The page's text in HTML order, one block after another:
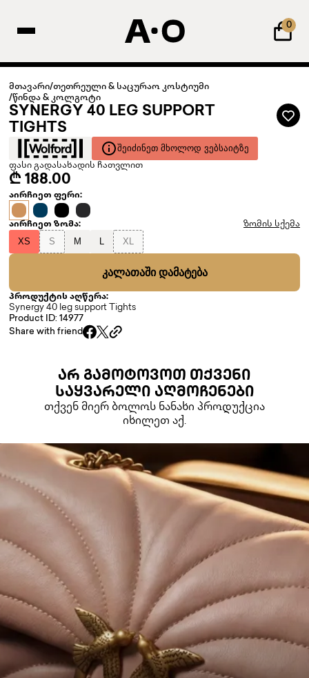
0
მთავარი/თეთრეული & საცურაო კოსტიუმი
/წინდა & კოლგოტი
SYNERGY 40 LEG SUPPORT
TIGHTS
ᲨᲔᲘᲫᲘᲜᲔᲗ ᲛᲮᲝᲚᲝᲓ ᲕᲔᲑᲡᲐᲘᲢᲖᲔ
ფასი გადასახადის ჩათვლით
₾ 188.00
აირჩიეთ ფერი:
აირჩიეთ ზომა: ზომის სქემა
XS S M L XL
ᲙᲐᲚᲐᲗᲐᲨᲘ ᲓᲐᲛᲐᲢᲔᲑᲐ
პროდუქტის აღწერა:
Synergy 40 leg support Tights
Product ID: 14977
Share with friend
ᲐᲠ ᲒᲐᲛᲝᲢᲝᲕᲝᲗ ᲗᲥᲕᲔᲜᲘ
ᲡᲐᲧᲕᲐᲠᲔᲚᲘ ᲐᲦᲛᲝᲩᲔᲜᲔᲑᲘ
თქვენ მიერ ბოლოს ნანახი პროდუქცია
იხილეთ აქ.